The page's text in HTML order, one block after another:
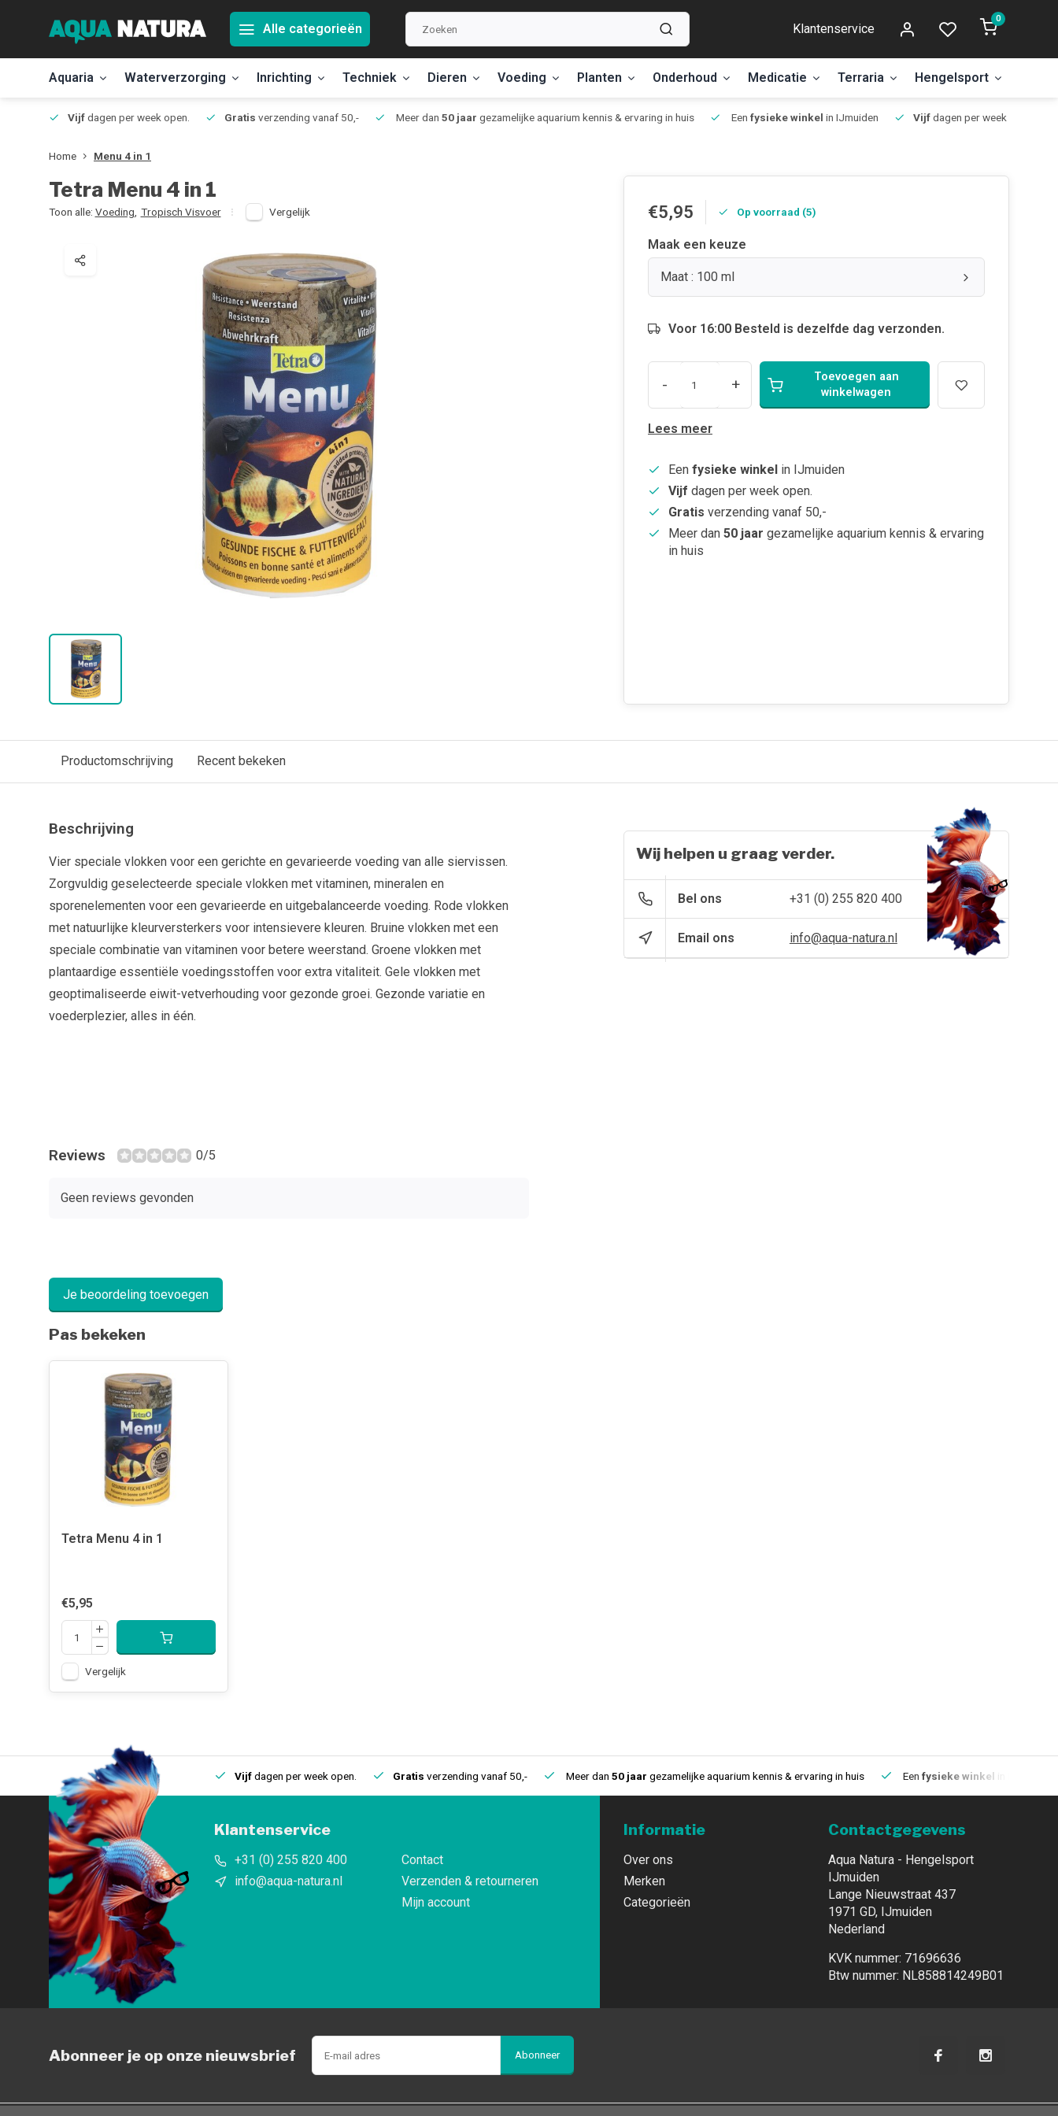
Alle categorieën Klantenservice
0
Aquaria Waterverzorging Inrichting Techniek Dieren Voeding Planten Onderhoud Medicatie Terraria Hengelsport
Vijfdagen per week open. Gratis verzending vanaf 50,- Meer dan 50 jaar gezamelijke aquarium kennis & ervaring in huis Een fysieke winkel in IJmuiden Vijfdagen per week open.
Home Menu 4 in 1
Tetra Menu 4 in 1
Toon alle: Voeding Tropisch Visvoer Vergelijk €5,95 Op voorraad (5)
Maak een keuze
Maat : 100 ml
Voor 16:00 Besteld is dezelfde dag verzonden.
- +
Toevoegen aan
winkelwagen
Lees meer
Een fysieke winkel in IJmuiden
Vijf dagen per week open.
Gratis verzending vanaf 50,-
Meer dan 50 jaar gezamelijke aquarium kennis & ervaring
in huis
Productomschrijving Recent bekeken
Beschrijving
Vier speciale vlokken voor een gerichte en gevarieerde voeding van alle siervissen.
Zorgvuldig geselecteerde speciale vlokken met vitaminen, mineralen en
sporenelementen voor een gevarieerde en uitgebalanceerde voeding. Rode vlokken
met natuurlijke kleurversterkers voor intensievere kleuren. Bruine vlokken met een
speciale combinatie van vitaminen voor betere weerstand. Groene vlokken met
plantaardige essentiële voedingsstoffen voor extra vitaliteit. Gele vlokken met
geoptimaliseerde eiwit-vetverhouding voor gezonde groei. Gezonde variatie en
voederplezier, alles in één.
Reviews 0/5
Geen reviews gevonden
Je beoordeling toevoegen
Wij helpen u graag verder.
Bel ons +31 (0) 255 820 400
Email ons info@aqua-natura.nl
Pas bekeken
Tetra Menu 4 in 1
€5,95
Vergelijk
Eenfysieke winkelin IJmuiden Vijfdagen per week open. Gratis verzending vanaf 50,- Meer dan 50 jaar gezamelijke aquarium kennis & ervaring in huis Een fysieke winkel
Klantenservice
+31 (0) 255 820 400
info@aqua-natura.nl
Contact
Verzenden & retourneren
Mijn account
Informatie
Over ons
Merken
Categorieën
Contactgegevens
Aqua Natura - Hengelsport
IJmuiden
Lange Nieuwstraat 437
1971 GD, IJmuiden
Nederland
KVK nummer: 71696636
Btw nummer: NL858814249B01
Abonneer je op onze nieuwsbrief Abonneer